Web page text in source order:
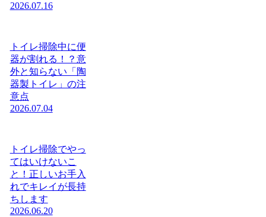
2026.07.16
トイレ掃除中に便
器が割れる！？意
外と知らない「陶
器製トイレ」の注
意点
2026.07.04
トイレ掃除でやっ
てはいけないこ
と！正しいお手入
れでキレイが長持
ちします
2026.06.20